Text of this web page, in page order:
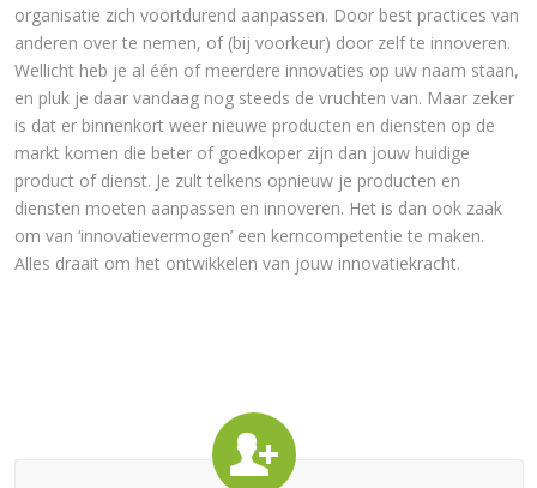
organisatie zich voortdurend aanpassen. Door best practices van
anderen over te nemen, of (bij voorkeur) door zelf te innoveren.
Wellicht heb je al één of meerdere innovaties op uw naam staan,
en pluk je daar vandaag nog steeds de vruchten van. Maar zeker
is dat er binnenkort weer nieuwe producten en diensten op de
markt komen die beter of goedkoper zijn dan jouw huidige
product of dienst. Je zult telkens opnieuw je producten en
diensten moeten aanpassen en innoveren. Het is dan ook zaak
om van ‘innovatievermogen’ een kerncompetentie te maken.
Alles draait om het ontwikkelen van jouw innovatiekracht.